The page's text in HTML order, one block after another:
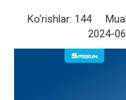
Ko'rishlar: 144
2024-